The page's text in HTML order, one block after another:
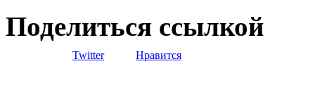
Поделиться ссылкой
Twitter Нравится